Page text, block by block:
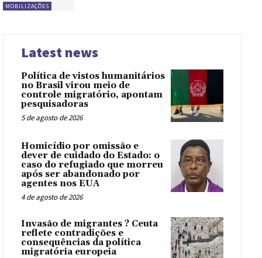
MOBILIZAÇÕES
Latest news
Política de vistos humanitários
no Brasil virou meio de
controle migratório, apontam
pesquisadoras
5 de agosto de 2026
Homicídio por omissão e
dever de cuidado do Estado: o
caso do refugiado que morreu
após ser abandonado por
agentes nos EUA
4 de agosto de 2026
Invasão de migrantes ? Ceuta
reflete contradições e
consequências da política
migratória europeia